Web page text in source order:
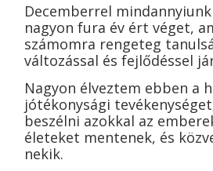
Decemberrel
nagyon fura év ért véget,
számomra rengeteg
változással és fejlődéssel
Nagyon élveztem ebben a
jótékonysági
beszélni azokkal az
életeket mentenek, és
nekik.